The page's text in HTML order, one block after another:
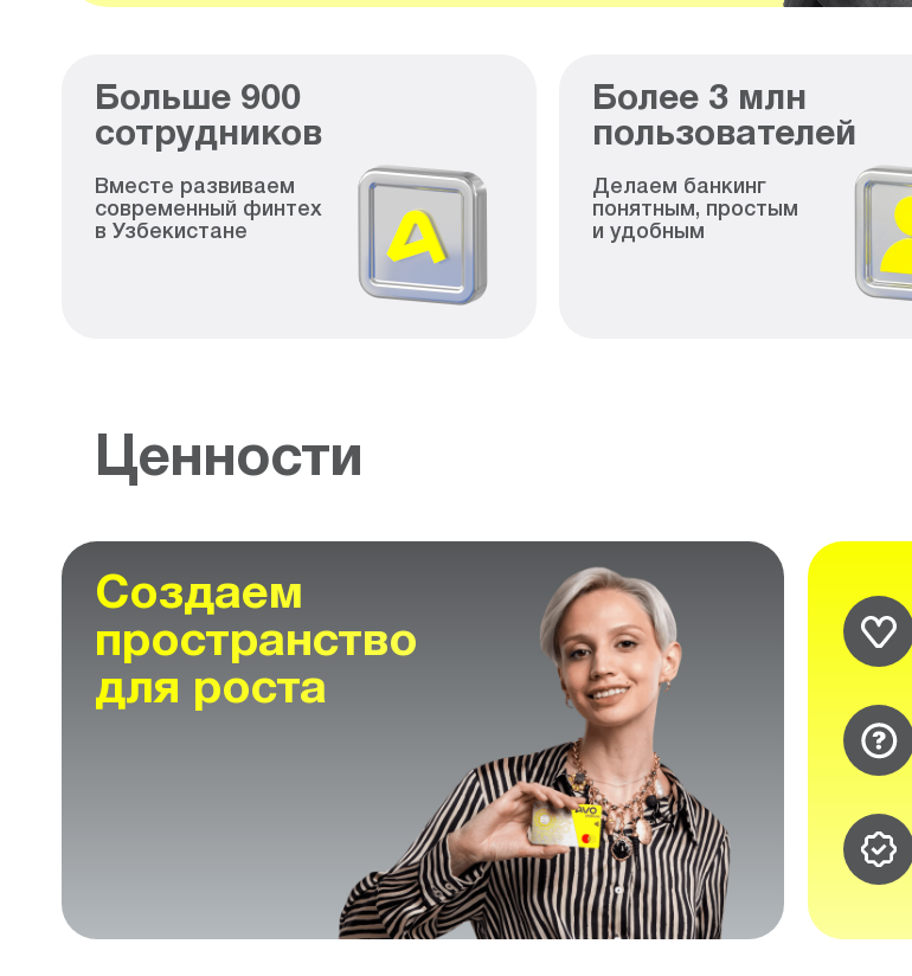
Больше 900
сотрудников
Вместе развиваем
современный финтех
в Узбекистане
Более 3млн
пользователей
Делаем банкинг
понятным, простым
и удобным
Ценности
Создаем
пространство
для роста